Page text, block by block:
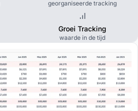
georganiseerde tracking
Groei Tracking
waarde in de tijd